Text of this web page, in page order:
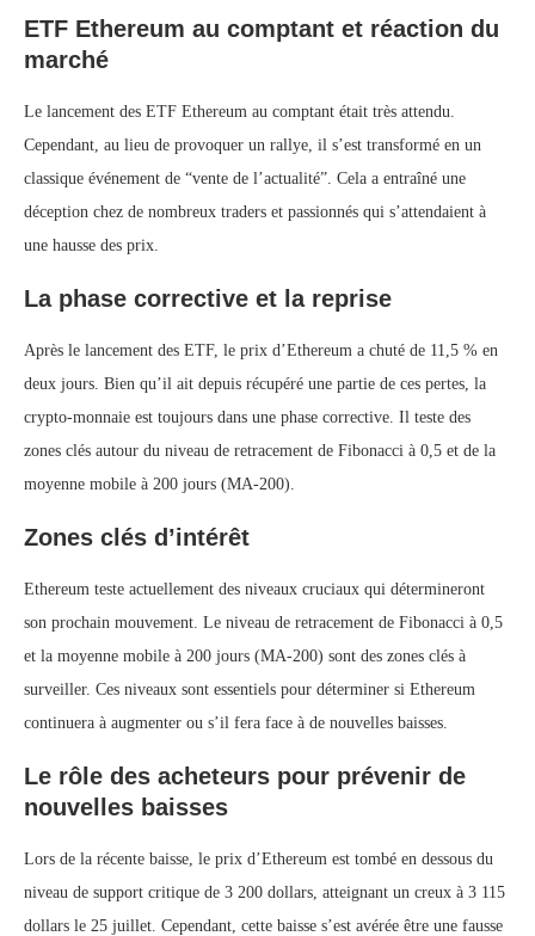
ETF Ethereum au comptant et réaction du
marché
Le lancement des ETF Ethereum au comptant était très attendu.
Cependant, au lieu de provoquer un rallye, il s’est transformé en un
classique événement de “vente de l’actualité”. Cela a entraîné une
déception chez de nombreux traders et passionnés qui s’attendaient à
une hausse des prix.
La phase corrective et la reprise
Après le lancement des ETF, le prix d’Ethereum a chuté de 11,5 % en
deux jours. Bien qu’il ait depuis récupéré une partie de ces pertes, la
crypto-monnaie est toujours dans une phase corrective. Il teste des
zones clés autour du niveau de retracement de Fibonacci à 0,5 et de la
moyenne mobile à 200 jours (MA-200).
Zones clés d’intérêt
Ethereum teste actuellement des niveaux cruciaux qui détermineront
son prochain mouvement. Le niveau de retracement de Fibonacci à 0,5
et la moyenne mobile à 200 jours (MA-200) sont des zones clés à
surveiller. Ces niveaux sont essentiels pour déterminer si Ethereum
continuera à augmenter ou s’il fera face à de nouvelles baisses.
Le rôle des acheteurs pour prévenir de
nouvelles baisses
Lors de la récente baisse, le prix d’Ethereum est tombé en dessous du
niveau de support critique de 3 200 dollars, atteignant un creux à 3 115
dollars le 25 juillet. Cependant, cette baisse s’est avérée être une fausse